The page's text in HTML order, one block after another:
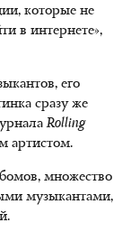
которые не
в интернете»,
его
сразу же
Rolling
артистом.
множество
музыкантами,